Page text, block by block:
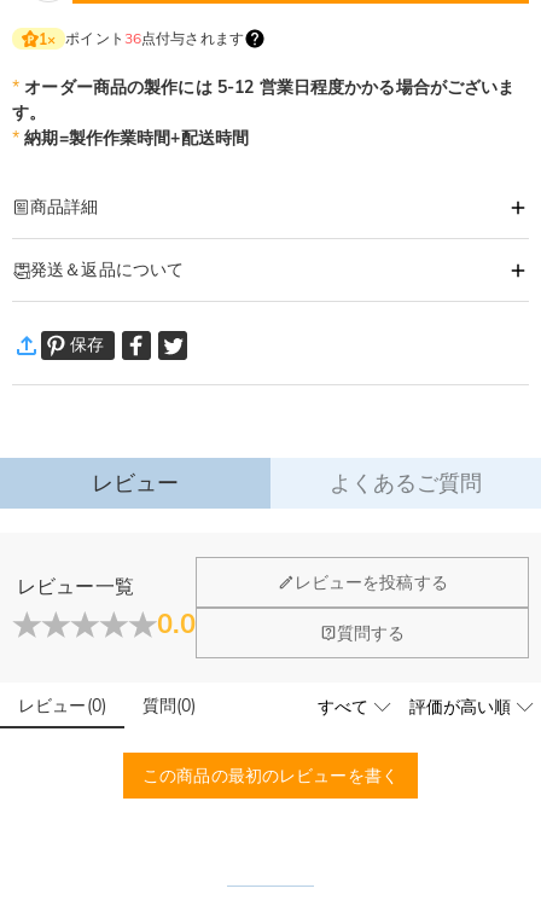
1× ポイント 36点付与されます
* オーダー商品の製作には 5-12 営業日程度かかる場合がございま
す。
* 納期=製作作業時間+配送時間
商品詳細
お名前や大切なひとへのメッセージを刻印します。
思いを込めていつもそばで使ってもらえるものをプレゼント♪
いろいろな記念日やイベントにオリジナルベルトの贈りものはいかがですか。
誕生日・父の日・退職 定年退職祝い・記念日・送別会・革婚式・成人祝い・卒
業祝い・還暦祝い・古希祝い
発送＆返品について
万一、ご注文商品にご満足いただけない場合は、商品が到着後60日
保存
レビュー よくあるご質問
レビュー一覧
0.0
レビューを投稿する
質問する
レビュー(0) 質問(0)
この商品の最初のレビューを書く